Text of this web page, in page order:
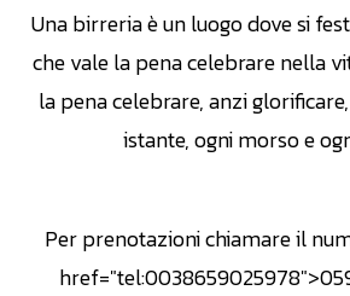
Una birreria è un luogo dove si
che vale la pena celebrare nella
la pena celebrare, anzi
istante, ogni morso e
Per prenotazioni chiamare il